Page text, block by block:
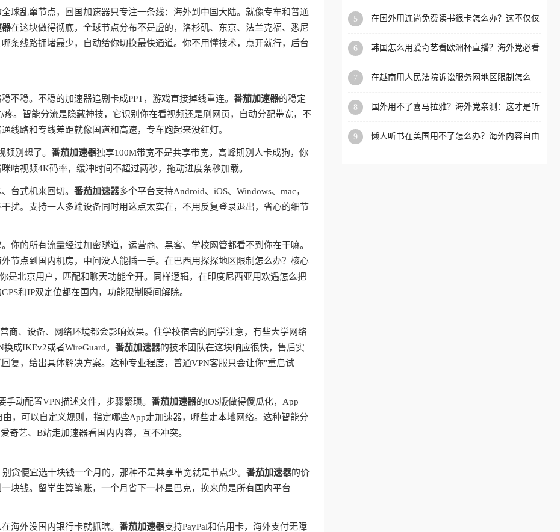
球乱窜节点，回国加速器只专注一条线：海外到中国大陆。就像专车和普通
器在这块做得彻底，全球节点分布不是虚的，洛杉矶、东京、法兰克福、悉尼
条线路拥堵最少，自动给你切换最快通道。你不用懂技术，点开就行，后台
不稳。不稳的加速器追剧卡成PPT，游戏直接掉线重连。 番茄加速器的稳定
。智能分流是隐藏神技，它识别你在看视频还是刷网页，自动分配带宽，不
线路和专线差距就像国道和高速，专车跑起来没红灯。
别想了。 番茄加速器独享100M带宽不是共享带宽，高峰期别人卡成狗，你
咕视频4K码率，缓冲时间不超过两秒，拖动进度条秒加载。
台式机来回切。 番茄加速器多个平台支持Android、iOS、Windows、mac，
扰。支持一人多端设备同时用这点太实在，不用反复登录退出，省心的细节
你的所有流量经过加密隧道，运营商、黑客、学校网管都看不到你在干嘛。
节点到国内机房，中间没人能插一手。在巴西用探探地区限制怎么办？核心
是北京用户，匹配和聊天功能全开。同样逻辑，在印度尼西亚用欢遇怎么把
和IP双定位都在国内，功能限制瞬间解除。
商、设备、网络环境都会影响效果。住学校宿舍的同学注意，有些大学网络
成IKEv2或者WireGuard。 番茄加速器的技术团队在这块响应很快，售后实
复，给出具体解决方案。这种专业程度，普通VPN客服只会让你"重启试
动配置VPN描述文件，步骤繁琐。 番茄加速器的iOS版做得傻瓜化，App
，可以自定义规则，指定哪些App走加速器，哪些走本地网络。这种智能分
奇艺、B站走加速器看国内内容，互不冲突。
贪便宜选十块钱一个月的，那种不是共享带宽就是节点少。 番茄加速器的价
块钱。留学生算笔账，一个月省下一杯星巴克，换来的是所有国内平台
海外没国内银行卡就抓瞎。 番茄加速器支持PayPal和信用卡，海外支付无障
扰。
5
在国外用连尚免费读书很卡怎么办？这不仅仅
6
韩国怎么用爱奇艺看欧洲杯直播？海外党必看
7
在越南用人民法院诉讼服务网地区限制怎么
8
国外用不了喜马拉雅？海外党亲测：这才是听
9
懒人听书在美国用不了怎么办？海外内容自由